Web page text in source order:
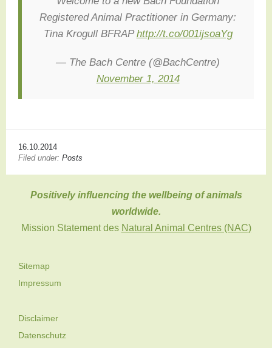
Registered Animal Practitioner in Germany:
Tina Krogull BFRAPhttp://t.co/001ijsoaYg
— The Bach Centre (@BachCentre)
November 1, 2014
16.10.2014
Filed under: Posts
Positively influencing the wellbeing of animals
worldwide.
Mission Statement des Natural Animal Centres (NAC)
Sitemap
Impressum
Disclaimer
Datenschutz